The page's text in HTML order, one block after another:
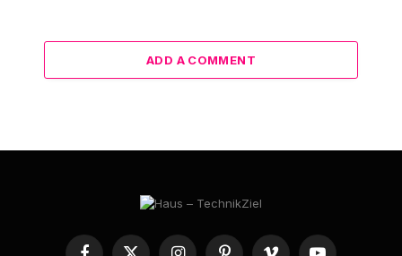
ADD A COMMENT